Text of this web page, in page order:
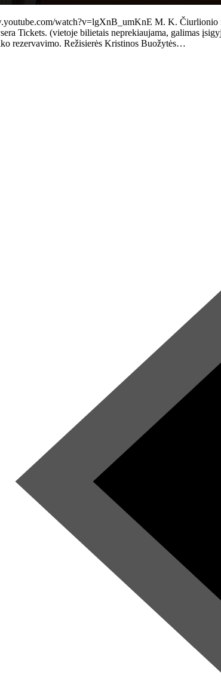
watch?v=lgXnB_umKnE M. K.
Tickets. (vietoje bilietais neprekiaujama, galimas
rezervavimo. Režisierės Kristinos Buožytės…